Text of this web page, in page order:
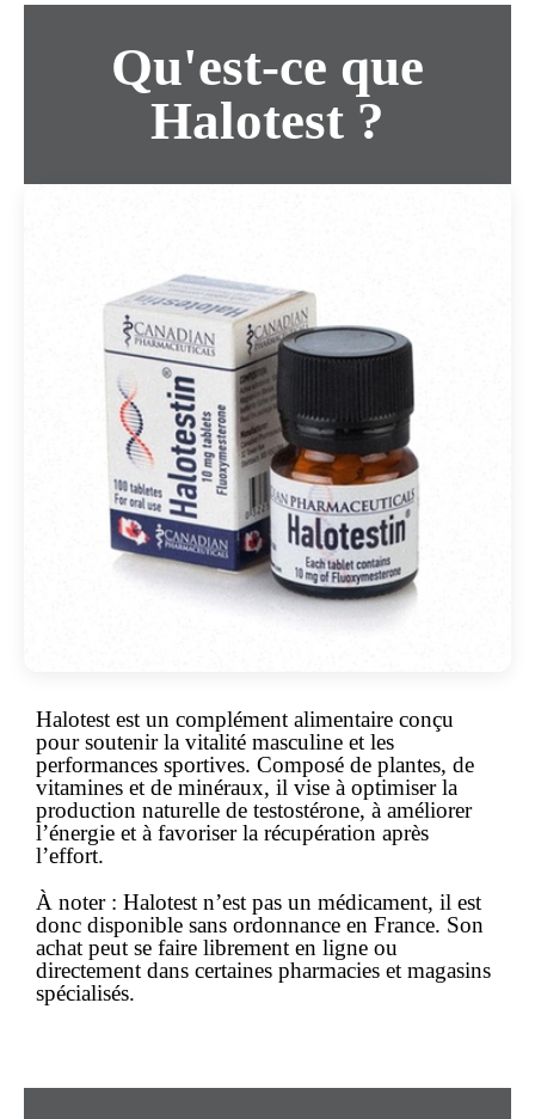
Qu'est-ce que
Halotest ?
Halotest est un complément alimentaire conçu
pour soutenir la vitalité masculine et les
performances sportives. Composé de plantes, de
vitamines et de minéraux, il vise à optimiser la
production naturelle de testostérone, à améliorer
l’énergie et à favoriser la récupération après
l’effort.
À noter : Halotest n’est pas un médicament, il est
donc disponible sans ordonnance en France. Son
achat peut se faire librement en ligne ou
directement dans certaines pharmacies et magasins
spécialisés.